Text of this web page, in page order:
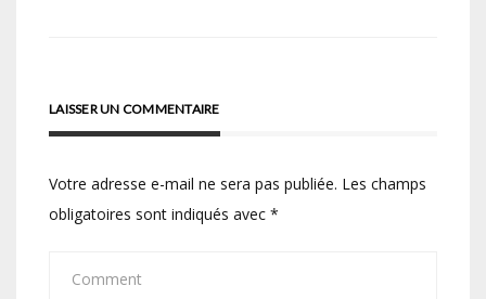
LAISSER UN COMMENTAIRE
Votre adresse e-mail ne sera pas publiée. Les champs
obligatoires sont indiqués avec *